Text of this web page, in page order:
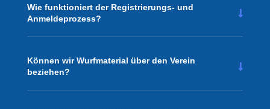
Wie funktioniert der Registrierungs- und
Anmeldeprozess?
Können wir Wurfmaterial über den Verein
beziehen?